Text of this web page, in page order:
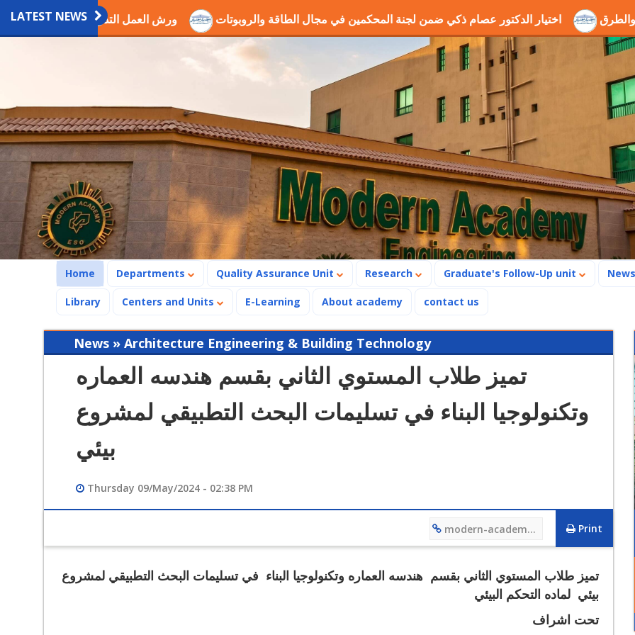
LATEST NEWS الحفر والطرق اختيار الدكتور عصام ذكي ضمن لجنة المحكمين في مجال الطاقة والروبوتات ورش العمل التدريبية
Home (current)
Departments Quality Assurance Unit Research Graduate's Follow-Up unit News
Library Centers and Units E-Learning About academy contact us
News » Architecture Engineering & Building Technology
تميز طلاب المستوي الثاني بقسم هندسه العماره
وتكنولوجيا البناء في تسليمات البحث التطبيقي لمشروع
بيئي
Thursday 09/May/2024 - 02:38 PM
Print
modern-academy.edu.eg/4602
تميز طلاب المستوي الثاني بقسم هندسه العماره وتكنولوجيا البناء في تسليمات البحث التطبيقي لمشروع
بيئي لماده التحكم البيئي
تحت اشراف
فيديو تعريفي لقسم هندسة التصنيع وتكنولوجيا الانتاج